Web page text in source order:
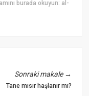
burada okuyun: al-
Sonraki makale→
Tane mısır haşlanır mı?